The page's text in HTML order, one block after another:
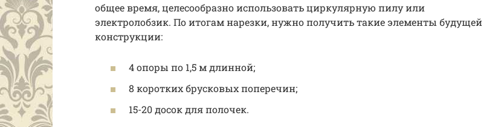
общее время, целесообразно использовать циркулярную пилу или
электролобзик. По итогам нарезки, нужно получить такие элементы будущей
конструкции:
4 опоры по 1,5 м длинной;
8 коротких брусковых поперечин;
15-20 досок для полочек.